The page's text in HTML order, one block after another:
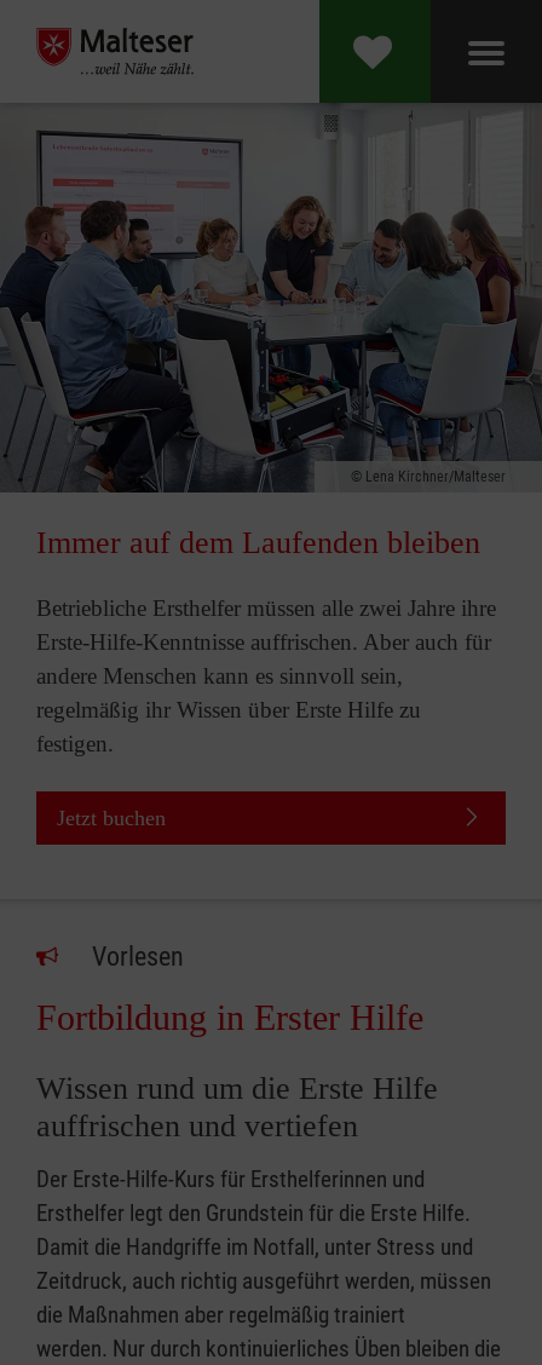
Lena Kirchner/Malteser
Immer auf dem Laufenden bleiben
Betriebliche Ersthelfer müssen alle zwei Jahre ihre
Erste-Hilfe-Kenntnisse auffrischen. Aber auch für
andere Menschen kann es sinnvoll sein,
regelmäßig ihr Wissen über Erste Hilfe zu
festigen.
Jetzt buchen
Vorlesen
Fortbildung in Erster Hilfe
Wissen rund um die Erste Hilfe
auffrischen und vertiefen
Der Erste-Hilfe-Kurs für Ersthelferinnen und
Ersthelfer legt den Grundstein für die Erste Hilfe.
Damit die Handgriffe im Notfall, unter Stress und
Zeitdruck, auch richtig ausgeführt werden, müssen
die Maßnahmen aber regelmäßig trainiert
werden. Nur durch kontinuierliches Üben bleiben die